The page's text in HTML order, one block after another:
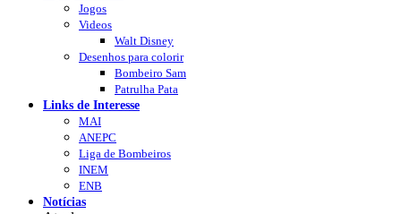
Jogos
Videos
Walt Disney
Desenhos para colorir
Bombeiro Sam
Patrulha Pata
Links de Interesse
MAI
ANEPC
Liga de Bombeiros
INEM
ENB
Notícias